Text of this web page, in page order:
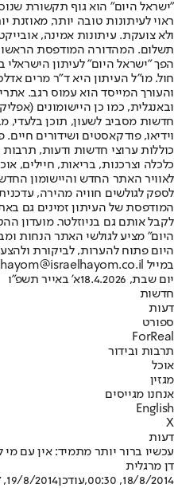
"ישראל היום" הוא גוף תקשורת
ראוי לעיתונות טובה יותר, מאוזנת
ולא צועקת. עיתונות אמינה,
הפך "ישראל היום" לעיתון
חול. מו"ל העיתון היא ד"ר מרים
והעורך המייסד הוא עמוס רגב.
חדשות מסביב לשעון, תוכן בלעדי,
וידיאו, פודקאסטים ושידורים
כוללות ערוצי חדשות ודעות, תרבות
לאוויר האתר החדש והיישומון
לספק לגולשים חוויה מהירה,
המודפסת של העיתון זמינים גם
לקבל אותם גם בניוזלטר. מועדון
היום" מציע לגולשי האתר הנחות
היום פתוח להערות, לביקורת
במייל hayom@israelhayom.co.il.
יום שבת, 18.4.2026
א' באייר תשפ"ו
חדשות
דעות
ספורט
ForReal
תרבות ובידור
אוכל
מגזין
אנחנו מגייסים
English
X
דעות
עכשיו ברור יותר מתמיד: אין עם
דן מרגלית
18/8/2014, 00:30
,עודכן19/8/2014, 22:27